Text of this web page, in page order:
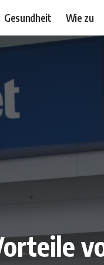
Gesundheit Wie zu